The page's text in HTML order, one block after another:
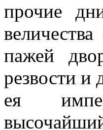
прочие
пажей
резвости и
ея